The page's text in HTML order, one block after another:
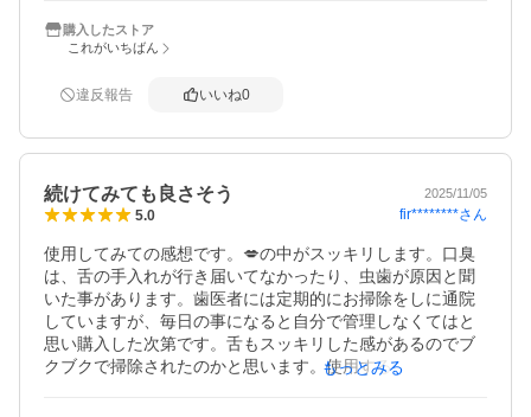
磨きをしていたら、汚れが落ちて来ました。
今はこのブレスマイルが一番合っていると思います。
購入したストア
これがいちばん
違反報告 いいね0
続けてみても良さそう 2025/11/05
5.0 fir********さん
使用してみての感想です。💋の中がスッキリします。口臭
は、舌の手入れが行き届いてなかったり、虫歯が原因と聞
いた事があります。歯医者には定期的にお掃除をしに通院
していますが、毎日の事になると自分で管理しなくてはと
思い購入した次第です。舌もスッキリした感があるのでブ
クブクで掃除されたのかと思います。使用する前に、糸よ
もっとみる